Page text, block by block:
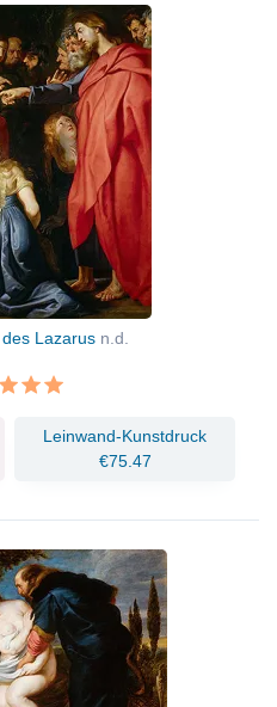
Lazarus n.d.
Leinwand-Kunstdruck
€75.47